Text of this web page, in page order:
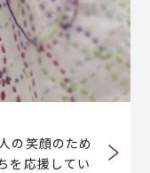
の笑顔のため
を応援してい